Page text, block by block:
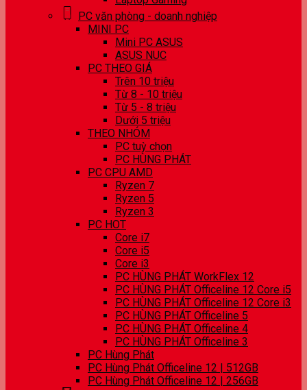
PC văn phòng - doanh nghiệp
MINI PC
Mini PC ASUS
ASUS NUC
PC THEO GIÁ
Trên 10 triệu
Từ 8 - 10 triệu
Từ 5 - 8 triệu
Dưới 5 triệu
THEO NHÓM
PC tuỳ chọn
PC HÙNG PHÁT
PC CPU AMD
Ryzen 7
Ryzen 5
Ryzen 3
PC HOT
Core i7
Core i5
Core i3
PC HÙNG PHÁT WorkFlex 12
PC HÙNG PHÁT Officeline 12 Core i5
PC HÙNG PHÁT Officeline 12 Core i3
PC HÙNG PHÁT Officeline 5
PC HÙNG PHÁT Officeline 4
PC HÙNG PHÁT Officeline 3
PC Hùng Phát
PC Hùng Phát Officeline 12 | 512GB
PC Hùng Phát Officeline 12 | 256GB